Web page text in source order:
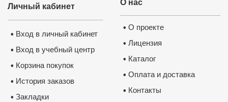
О нас
• О проекте
• Лицензия
• Каталог
• Оплата и доставка
• Контакты
Личный кабинет
• Вход в личный кабинет
• Вход в учебный центр
• Корзина покупок
• История заказов
• Закладки